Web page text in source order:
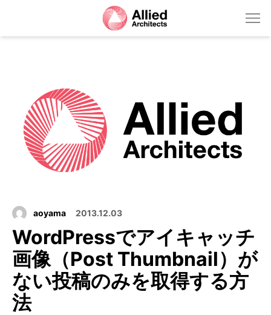
aoyama 2013.12.03
WordPressでアイキャッチ
画像（Post Thumbnail）が
ない投稿のみを取得する方
法